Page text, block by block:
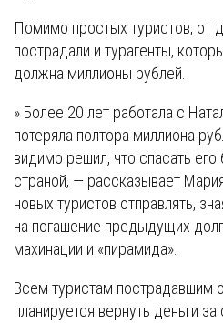
Помимо простых туристов, от
пострадали и турагенты,
должна миллионы рублей.
» Более 20 лет работала с
потеряла полтора миллиона
видимо решил, что спасать его
страной, — рассказывает
новых туристов отправлять,
на погашение предыдущих
махинации и «пирамида».
Всем туристам пострадавшим
планируется вернуть деньги